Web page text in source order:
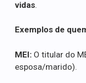
vidas.
Exemplos de
MEI: O titular do
esposa/marido).